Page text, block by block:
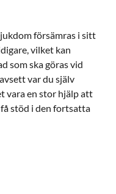
försämras i sitt
vilket kan
som ska göras vid
var du själv
vara en stor hjälp att
stöd i den fortsatta